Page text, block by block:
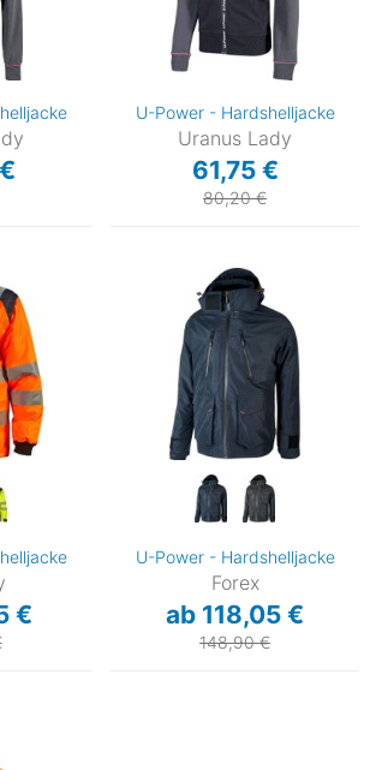
U-Power - Hardshelljacke
Uranus Lady
61,75 €
80,20 €
€
U-Power - Hardshelljacke
Forex
ab 118,05 €
148,90 €